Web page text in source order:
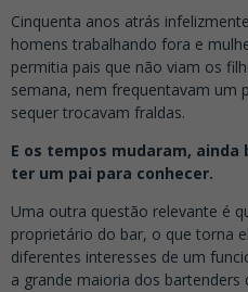
Cinquenta anos atrás
homens trabalhando fora e
permitia pais que não viam os
semana, nem frequentavam um
sequer trocavam fraldas.
E os tempos mudaram, ainda
ter um pai para conhecer.
Uma outra questão relevante é
proprietário do bar, o que torna
diferentes interesses de um
a grande maioria dos bartenders